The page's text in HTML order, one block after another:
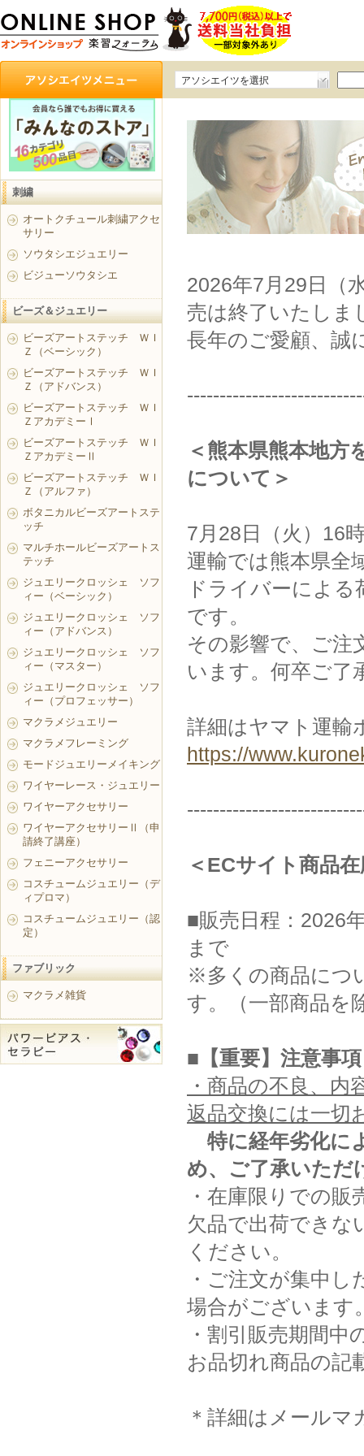
アソシエイツを選択
2026年7月29日（
売は終了いたしま
長年のご愛顧、誠
＜熊本県熊本地方
について＞
7月28日（火）16
運輸では熊本県全
ドライバーによ
です。
その影響で、ご注
います。何卒ご了
詳細はヤマト運輸
https://
＜ECサイト商品
■販売日程：2026
まで
※多くの商品につ
す。（一部商品を
■【重要】注意事項
・商品の不良、
返品交換には一切
特に経年劣化に
め、ご了承いただ
・在庫限りでの
欠品で出荷できな
ください。
・ご注文が集中
場合がございます
・割引販売期間
お品切れ商品の記
＊詳細はメール
刺繍
オートクチュール刺繍アクセ
サリー
ソウタシエジュエリー
ビジューソウタシエ
ビーズ＆ジュエリー
ビーズアートステッチ ＷＩ
Ｚ（ベーシック）
ビーズアートステッチ ＷＩ
Ｚ（アドバンス）
ビーズアートステッチ ＷＩ
ＺアカデミーⅠ
ビーズアートステッチ ＷＩ
ＺアカデミーⅡ
ビーズアートステッチ ＷＩ
Ｚ（アルファ）
ボタニカルビーズアートステ
ッチ
マルチホールビーズアートス
テッチ
ジュエリークロッシェ ソフ
ィー（ベーシック）
ジュエリークロッシェ ソフ
ィー（アドバンス）
ジュエリークロッシェ ソフ
ィー（マスター）
ジュエリークロッシェ ソフ
ィー（プロフェッサー）
マクラメジュエリー
マクラメフレーミング
モードジュエリーメイキング
ワイヤーレース・ジュエリー
ワイヤーアクセサリー
ワイヤーアクセサリーⅡ（申
請終了講座）
フェニーアクセサリー
コスチュームジュエリー（デ
ィプロマ）
コスチュームジュエリー（認
定）
ファブリック
マクラメ雑貨